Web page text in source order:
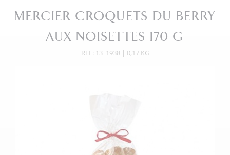
MERCIER CROQUETS DU BERRY
AUX NOISETTES 170 G
REF: 13_1938 | 0,17 KG